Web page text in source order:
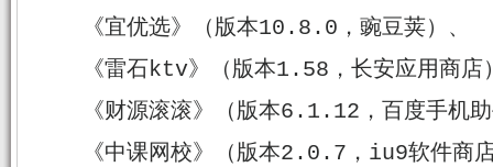
《宜优选》（版本10.8.0，豌豆荚）、
《雷石ktv》（版本1.58，长安应用商店
《财源滚滚》（版本6.1.12，百度手机
《中课网校》（版本2.0.7，iu9软件商